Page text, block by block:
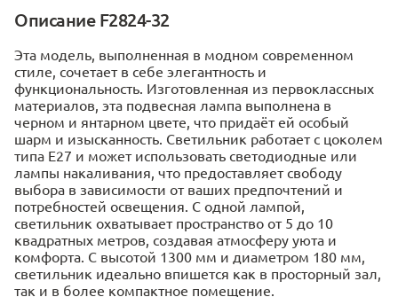
Описание F2824-32
Эта модель, выполненная в модном современном
стиле, сочетает в себе элегантность и
функциональность. Изготовленная из первоклассных
материалов, эта подвесная лампа выполнена в
черном и янтарном цвете, что придаёт ей особый
шарм и изысканность. Светильник работает с цоколем
типа Е27 и может использовать светодиодные или
лампы накаливания, что предоставляет свободу
выбора в зависимости от ваших предпочтений и
потребностей освещения. С одной лампой,
светильник охватывает пространство от 5 до 10
квадратных метров, создавая атмосферу уюта и
комфорта. С высотой 1300 мм и диаметром 180 мм,
светильник идеально впишется как в просторный зал,
так и в более компактное помещение.